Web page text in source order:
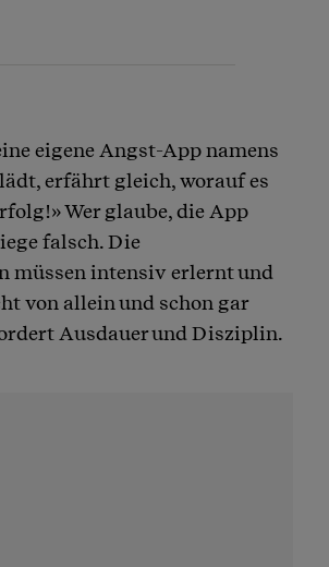
eigene Angst-App namens
erfährt gleich, worauf es
Wer glaube, die App
falsch. Die
müssen intensiv erlernt und
von allein und schon gar
Ausdauer und Disziplin.